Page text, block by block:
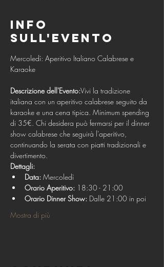
Info
sull'evento
Mercoledì: Aperitivo Italiano Calabrese e
Descrizione dell'Evento:Vivi la tradizione
italiana con un aperitivo calabrese seguito da
karaoke e una cena tipica. Minimum spending
di 35€. Chi desidera può fermarsi per il dinner
show calabrese che seguirà l'aperitivo,
continuando la serata con piatti tradizionali e
divertimento.
Dettagli:
Data: Mercoledì
Orario Aperitivo: 18:30 - 21:00
Orario Dinner Show: Dalle 21:00 in poi
Mostra di più